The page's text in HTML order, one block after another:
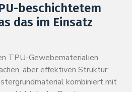
beschichtetem
das im Einsatz
TPU-Gewebematerialien
aber effektiven Struktur:
kombiniert mit